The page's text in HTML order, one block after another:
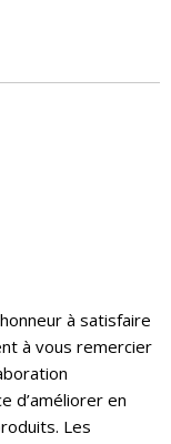
à satisfaire
à vous remercier
d’améliorer en
Les